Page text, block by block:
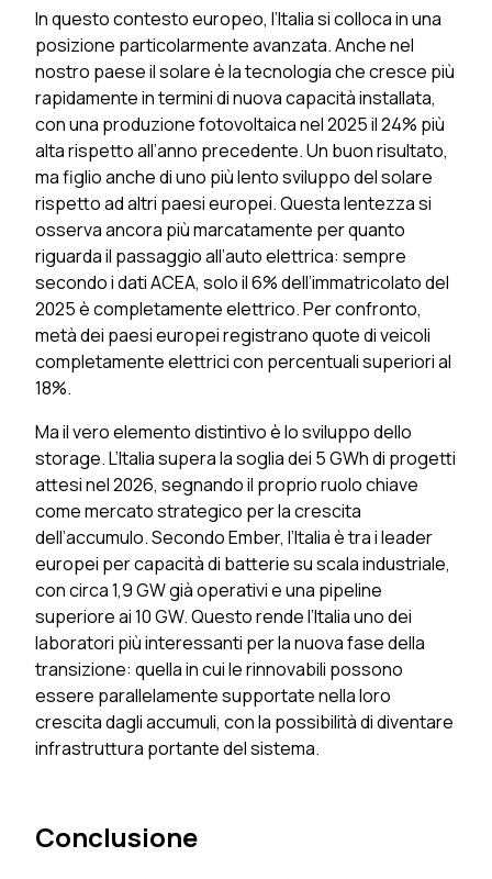
In questo contesto europeo, l’Italia si colloca in una
posizione particolarmente avanzata. Anche nel
nostro paese il solare è la tecnologia che cresce più
rapidamente in termini di nuova capacità installata,
con una produzione fotovoltaica nel 2025 il 24% più
alta rispetto all’anno precedente. Un buon risultato,
ma figlio anche di uno più lento sviluppo del solare
rispetto ad altri paesi europei. Questa lentezza si
osserva ancora più marcatamente per quanto
riguarda il passaggio all’auto elettrica: sempre
secondo i dati ACEA, solo il 6% dell’immatricolato del
2025 è completamente elettrico. Per confronto,
metà dei paesi europei registrano quote di veicoli
completamente elettrici con percentuali superiori al
18%.
Ma il vero elemento distintivo è lo sviluppo dello
storage. L’Italia supera la soglia dei 5 GWh di progetti
attesi nel 2026, segnando il proprio ruolo chiave
come mercato strategico per la crescita
dell’accumulo. Secondo Ember, l’Italia è tra i leader
europei per capacità di batterie su scala industriale,
con circa 1,9 GW già operativi e una pipeline
superiore ai 10 GW. Questo rende l’Italia uno dei
laboratori più interessanti per la nuova fase della
transizione: quella in cui le rinnovabili possono
essere parallelamente supportate nella loro
crescita dagli accumuli, con la possibilità di diventare
infrastruttura portante del sistema.
Conclusione